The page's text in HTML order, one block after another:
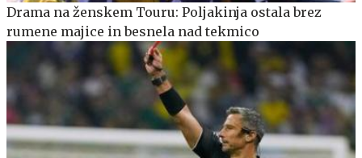
Drama na ženskem Touru: Poljakinja ostala brez
rumene majice in besnela nad tekmico